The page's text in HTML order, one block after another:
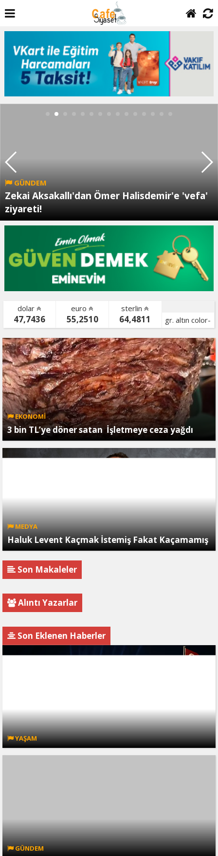
GÜNDEM
Zekai Aksakallı'dan Ömer Halisdemir'e 'vefa'
ziyareti!
dolar
47,7436
euro
55,2510
sterlin
64,4811
gr. altın color-
bist color-
EKONOMİ
3 bin TL’ye döner satan İşletmeye ceza yağdı
MEDYA
Haluk Levent Kaçmak İstemiş Fakat Kaçamamış
Son Makaleler
Alıntı Yazarlar
Son Eklenen Haberler
YAŞAM
GÜNDEM